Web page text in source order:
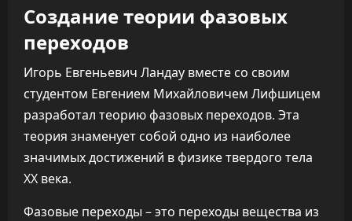
Создание теории фазовых
переходов
Игорь Евгеньевич Ландау вместе со своим
студентом Евгением Михайловичем Лифшицем
разработал теорию фазовых переходов. Эта
теория знаменует собой одно из наиболее
значимых достижений в физике твердого тела
XX века.
Фазовые переходы – это переходы вещества из